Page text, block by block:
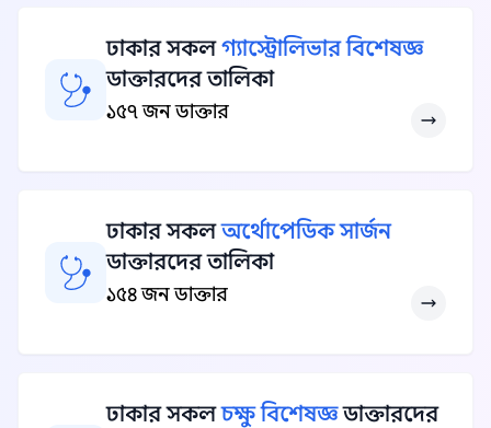
ঢাকার সকলগ্যাস্ট্রোলিভার বিশেষজ্ঞ
ডাক্তারদের তালিকা
১৫৭ জন ডাক্তার
ঢাকার সকলঅর্থোপেডিক সার্জন
ডাক্তারদের তালিকা
১৫৪ জন ডাক্তার
ঢাকার সকলচক্ষু বিশেষজ্ঞডাক্তারদের